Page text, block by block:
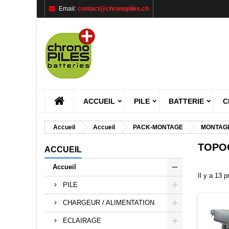
Email: contact@chronopiles.ch
ACCUEIL PILE BATTERIE
Accueil Accueil PACK-MONTAGE
ACCUEIL
Accueil
PILE
CHARGEUR / ALIMENTATION
ECLAIRAGE
Il y a 13